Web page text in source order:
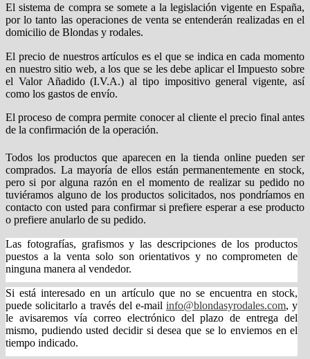
El sistema de compra se somete a la legislación vigente en España,
por lo tanto las operaciones de venta se entenderán realizadas en el
domicilio de Blondas y rodales.
El precio de nuestros artículos es el que se indica en cada momento
en nuestro sitio web, a los que se les debe aplicar el Impuesto sobre
el Valor Añadido (I.V.A.) al tipo impositivo general vigente, así
como los gastos de envío.
El proceso de compra permite conocer al cliente el precio final antes
de la confirmación de la operación.
Todos los productos que aparecen en la tienda online pueden ser
comprados. La mayoría de ellos están permanentemente en stock,
pero si por alguna razón en el momento de realizar su pedido no
tuviéramos alguno de los productos solicitados, nos pondríamos en
contacto con usted para confirmar si prefiere esperar a ese producto
o prefiere anularlo de su pedido.
Las fotografías, grafismos y las descripciones de los productos
puestos a la venta solo son orientativos y no comprometen de
ninguna manera al vendedor.
Si está interesado en un artículo que no se encuentra en stock,
puede solicitarlo a través del e-mailinfo@blondasyrodales.com, y
le avisaremos vía correo electrónico del plazo de entrega del
mismo, pudiendo usted decidir si desea que se lo enviemos en el
tiempo indicado.